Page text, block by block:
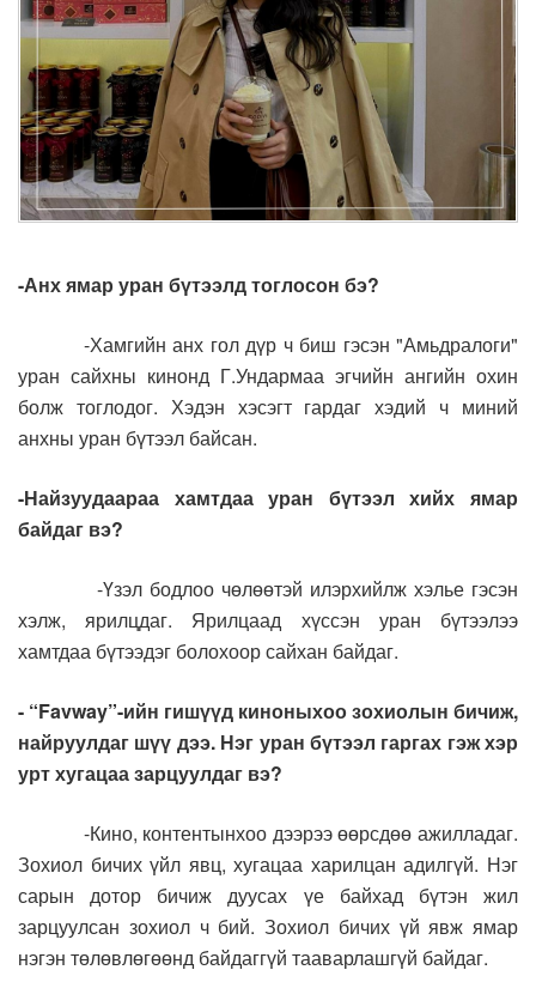
-Анх ямар уран бүтээлд тоглосон бэ?
-Хамгийн анх гол дүр ч биш гэсэн "Амьдралоги"
уран сайхны кинонд Г.Ундармаа эгчийн ангийн охин
болж тоглодог. Хэдэн хэсэгт гардаг хэдий ч миний
анхны уран бүтээл байсан.
-Найзуудаараа хамтдаа уран бүтээл хийх ямар
байдаг вэ?
-Үзэл бодлоо чөлөөтэй илэрхийлж хэлье гэсэн
хэлж, ярилцдаг. Ярилцаад хүссэн уран бүтээлээ
хамтдаа бүтээдэг болохоор сайхан байдаг.
- “Favway”-ийн гишүүд киноныхоо зохиолын бичиж,
найруулдаг шүү дээ. Нэг уран бүтээл гаргах гэж хэр
урт хугацаа зарцуулдаг вэ?
-Кино, контентынхоо дээрээ өөрсдөө ажилладаг.
Зохиол бичих үйл явц, хугацаа харилцан адилгүй. Нэг
сарын дотор бичиж дуусах үе байхад бүтэн жил
зарцуулсан зохиол ч бий. Зохиол бичих үй явж ямар
нэгэн төлөвлөгөөнд байдаггүй тааварлашгүй байдаг.